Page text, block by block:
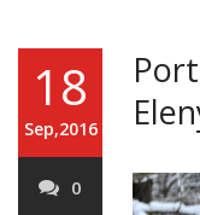
18
Sep,2016
0